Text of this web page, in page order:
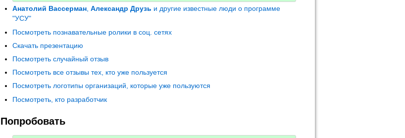
Анатолий Вассерман, Александр Друзь и другие известные люди о программе
"УСУ"
Посмотреть познавательные ролики в соц. сетях
Скачать презентацию
Посмотреть случайный отзыв
Посмотреть все отзывы тех, кто уже пользуется
Посмотреть логотипы организаций, которые уже пользуются
Посмотреть, кто разработчик
Попробовать